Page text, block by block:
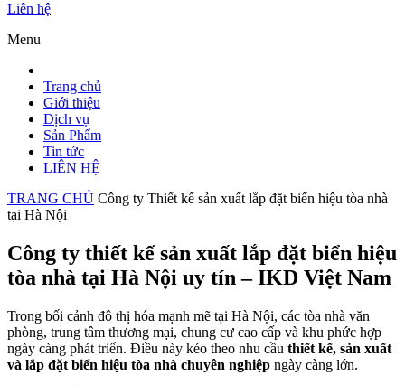
Liên hệ
Menu
Trang chủ
Giới thiệu
Dịch vụ
Sản Phẩm
Tin tức
LIÊN HỆ
TRANG CHỦ Công ty Thiết kế sản xuất lắp đặt biển hiệu tòa nhà
tại Hà Nội
Công ty thiết kế sản xuất lắp đặt biển hiệu
tòa nhà tại Hà Nội uy tín – IKD Việt Nam
Trong bối cảnh đô thị hóa mạnh mẽ tại Hà Nội, các tòa nhà văn
phòng, trung tâm thương mại, chung cư cao cấp và khu phức hợp
ngày càng phát triển. Điều này kéo theo nhu cầu thiết kế, sản xuất
và lắp đặt biển hiệu tòa nhà chuyên nghiệp ngày càng lớn.